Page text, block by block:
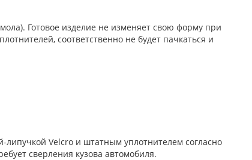
Готовое изделие не изменяет свою форму при
соответственно не будет пачкаться и
Velcro и штатным уплотнителем согласно
сверления кузова автомобиля.